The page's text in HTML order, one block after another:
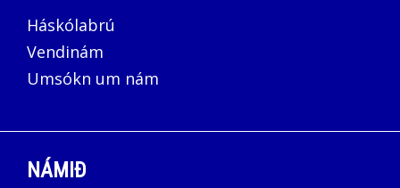
Háskólabrú
Vendinám
Umsókn um nám
NÁMIÐ